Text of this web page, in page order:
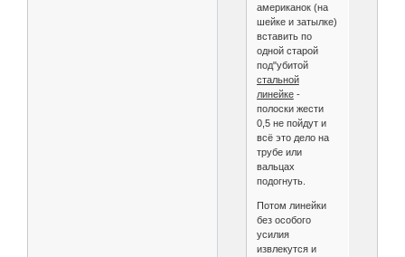
американок (на
шейке и затылке)
вставить по
одной старой
под"убитой
стальной
линейке-
полоски жести
0,5 не пойдут и
всё это дело на
трубе или
вальцах
подогнуть.
Потом линейки
без особого
усилия
извлекутся и